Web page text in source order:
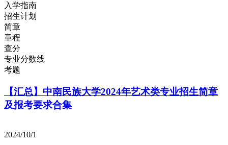
入学指南
招生计划
简章
章程
查分
专业分数线
考题
【汇总】中南民族大学2024年艺术类专业招生简章
及报考要求合集
2024/10/1